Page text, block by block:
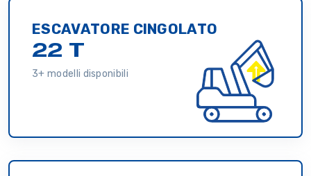
ESCAVATORE CINGOLATO
22 T
3+ modelli disponibili